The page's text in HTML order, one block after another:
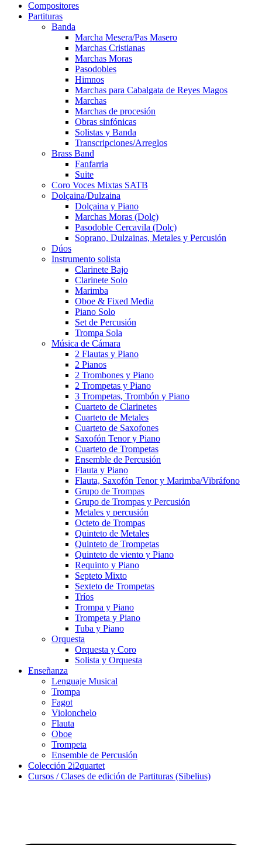
Compositores
Partituras
Banda
Marcha Mesera/Pas Masero
Marchas Cristianas
Marchas Moras
Pasodobles
Himnos
Marchas para Cabalgata de Reyes Magos
Marchas
Marchas de procesión
Obras sinfónicas
Solistas y Banda
Transcripciones/Arreglos
Brass Band
Fanfarria
Suite
Coro Voces Mixtas SATB
Dolçaina/Dulzaina
Dolçaina y Piano
Marchas Moras (Dolç)
Pasodoble Cercavila (Dolç)
Soprano, Dulzainas, Metales y Percusión
Dúos
Instrumento solista
Clarinete Bajo
Clarinete Solo
Marimba
Oboe & Fixed Media
Piano Solo
Set de Percusión
Trompa Sola
Música de Cámara
2 Flautas y Piano
2 Pianos
2 Trombones y Piano
2 Trompetas y Piano
3 Trompetas, Trombón y Piano
Cuarteto de Clarinetes
Cuarteto de Metales
Cuarteto de Saxofones
Saxofón Tenor y Piano
Cuarteto de Trompetas
Ensemble de Percusión
Flauta y Piano
Flauta, Saxofón Tenor y Marimba/Vibráfono
Grupo de Trompas
Grupo de Trompas y Percusión
Metales y percusión
Octeto de Trompas
Quinteto de Metales
Quinteto de Trompetas
Quinteto de viento y Piano
Requinto y Piano
Septeto Mixto
Sexteto de Trompetas
Tríos
Trompa y Piano
Trompeta y Piano
Tuba y Piano
Orquesta
Orquesta y Coro
Solista y Orquesta
Enseñanza
Lenguaje Musical
Trompa
Fagot
Violonchelo
Flauta
Oboe
Trompeta
Ensemble de Percusión
Colección 2i2quartet
Cursos / Clases de edición de Partituras (Sibelius)